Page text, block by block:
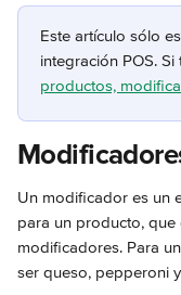
Este artículo sólo
integración POS.
productos,
Un modificador es un
para un producto,
modificadores. Para
ser queso, pepperoni